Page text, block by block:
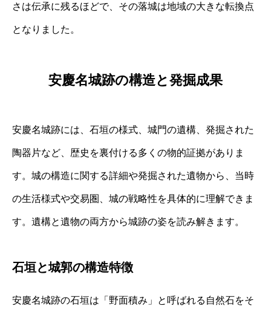
さは伝承に残るほどで、その落城は地域の大きな転換点
となりました。
安慶名城跡の構造と発掘成果
安慶名城跡には、石垣の様式、城門の遺構、発掘された
陶器片など、歴史を裏付ける多くの物的証拠がありま
す。城の構造に関する詳細や発掘された遺物から、当時
の生活様式や交易圏、城の戦略性を具体的に理解できま
す。遺構と遺物の両方から城跡の姿を読み解きます。
石垣と城郭の構造特徴
安慶名城跡の石垣は「野面積み」と呼ばれる自然石をそ